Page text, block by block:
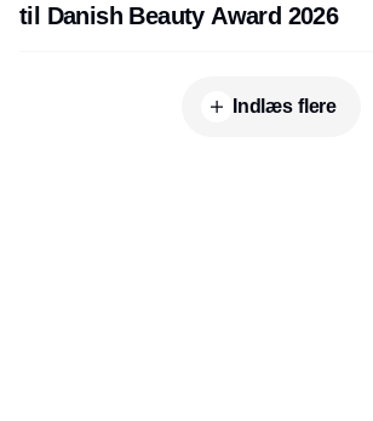
til Danish Beauty Award 2026
Indlæs flere